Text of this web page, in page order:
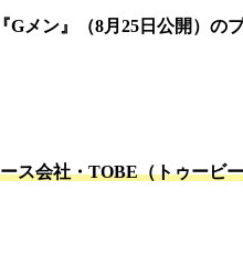
メン』（8月25日公開）の
ス会社・TOBE（トゥービ